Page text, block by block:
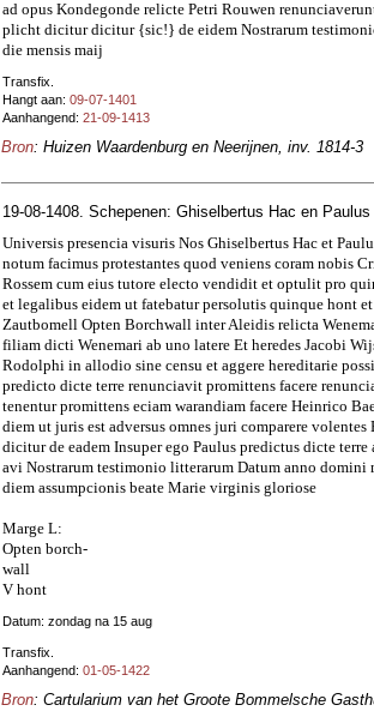
ad opus Kondegonde relicte Petri Rouwen
plicht dicitur dicitur {sic!} de eidem Nostrarum
die mensis maij
Transfix.
Hangt aan: 09-07-1401
Aanhangend: 21-09-1413
Bron: Huizen Waardenburg en Neerijnen, inv. 1814-3
19-08-1408. Schepenen: Ghiselbertus Hac en
Universis presencia visuris Nos Ghiselbertus Hac et
notum facimus protestantes quod veniens coram nobis
Rossem cum eius tutore electo vendidit et optulit pro
et legalibus eidem ut fatebatur persolutis quinque hont
Zautbomell Opten Borchwall inter Aleidis relicta
filiam dicti Wenemari ab uno latere Et heredes Jacobi
Rodolphi in allodio sine censu et aggere hereditarie
predicto dicte terre renunciavit promittens facere
tenentur promittens eciam warandiam facere Heinrico
diem ut juris est adversus omnes juri comparere
dicitur de eadem Insuper ego Paulus predictus dicte
avi Nostrarum testimonio litterarum Datum anno
diem assumpcionis beate Marie virginis gloriose
Marge L:
Opten borch-
wall
V hont
Datum: zondag na 15 aug
Transfix.
Aanhangend: 01-05-1422
Bron: Cartularium van het Groote Bommelsche